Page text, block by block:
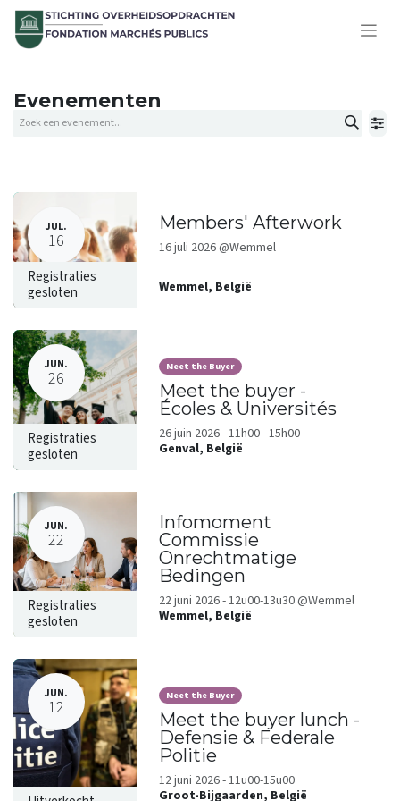
Evenementen
JUL.
16
Registraties
gesloten
Members' Afterwork
16 juli 2026 @Wemmel
Wemmel, België
JUN.
26
Registraties
gesloten
Meet the Buyer
Meet the buyer -
Écoles & Universités
26 juin 2026 - 11h00 - 15h00
Genval, België
JUN.
22
Registraties
gesloten
Infomoment
Commissie
Onrechtmatige
Bedingen
22 juni 2026 - 12u00-13u30 @Wemmel
Wemmel, België
JUN.
12
Meet the Buyer
Meet the buyer lunch -
Defensie & Federale
Politie
12 juni 2026 - 11u00-15u00
Groot-Bijgaarden, België